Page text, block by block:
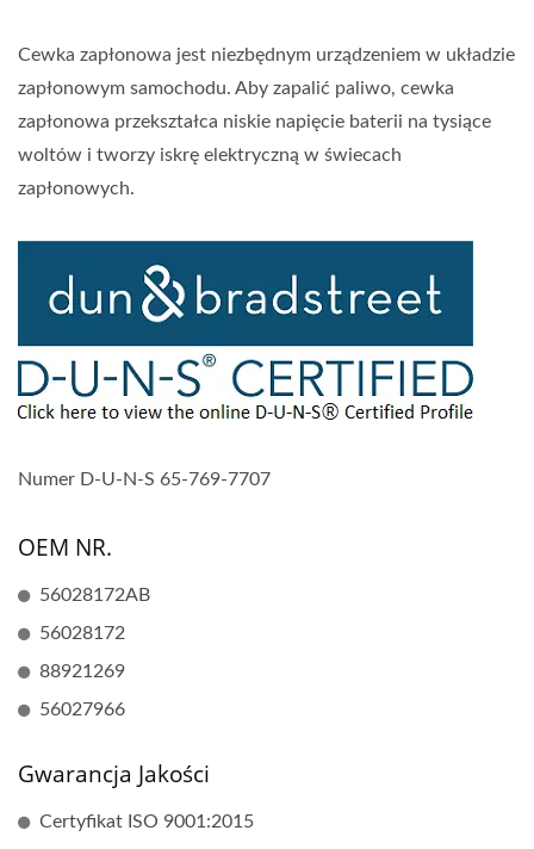
Cewka zapłonowa jest niezbędnym urządzeniem w układzie
zapłonowym samochodu. Aby zapalić paliwo, cewka
zapłonowa przekształca niskie napięcie baterii na tysiące
woltów i tworzy iskrę elektryczną w świecach
zapłonowych.
Numer D-U-N-S 65-769-7707
OEM NR.
56028172AB
56028172
88921269
56027966
Gwarancja Jakości
Certyfikat ISO 9001:2015